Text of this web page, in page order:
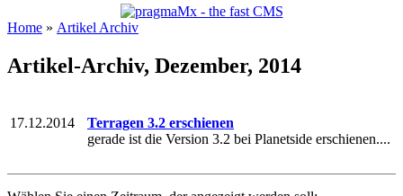
Home » Artikel Archiv
Artikel-Archiv, Dezember, 2014
17.12.2014
Terragen 3.2 erschienen
gerade ist die Version 3.2 bei Planetside erschienen....